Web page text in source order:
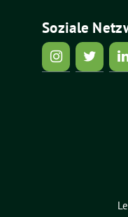
Soziale